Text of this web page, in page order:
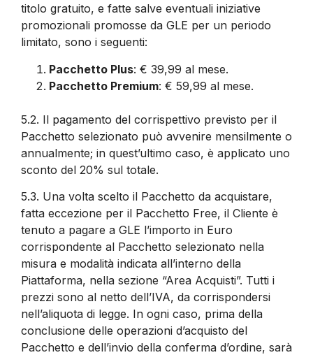
titolo gratuito, e fatte salve eventuali iniziative
promozionali promosse da GLE per un periodo
limitato, sono i seguenti:
Pacchetto Plus: € 39,99 al mese.
Pacchetto Premium: € 59,99 al mese.
5.2. Il pagamento del corrispettivo previsto per il
Pacchetto selezionato può avvenire mensilmente o
annualmente; in quest’ultimo caso, è applicato uno
sconto del 20% sul totale.
5.3. Una volta scelto il Pacchetto da acquistare,
fatta eccezione per il Pacchetto Free, il Cliente è
tenuto a pagare a GLE l’importo in Euro
corrispondente al Pacchetto selezionato nella
misura e modalità indicata all’interno della
Piattaforma, nella sezione “Area Acquisti”. Tutti i
prezzi sono al netto dell’IVA, da corrispondersi
nell’aliquota di legge. In ogni caso, prima della
conclusione delle operazioni d’acquisto del
Pacchetto e dell’invio della conferma d’ordine, sarà